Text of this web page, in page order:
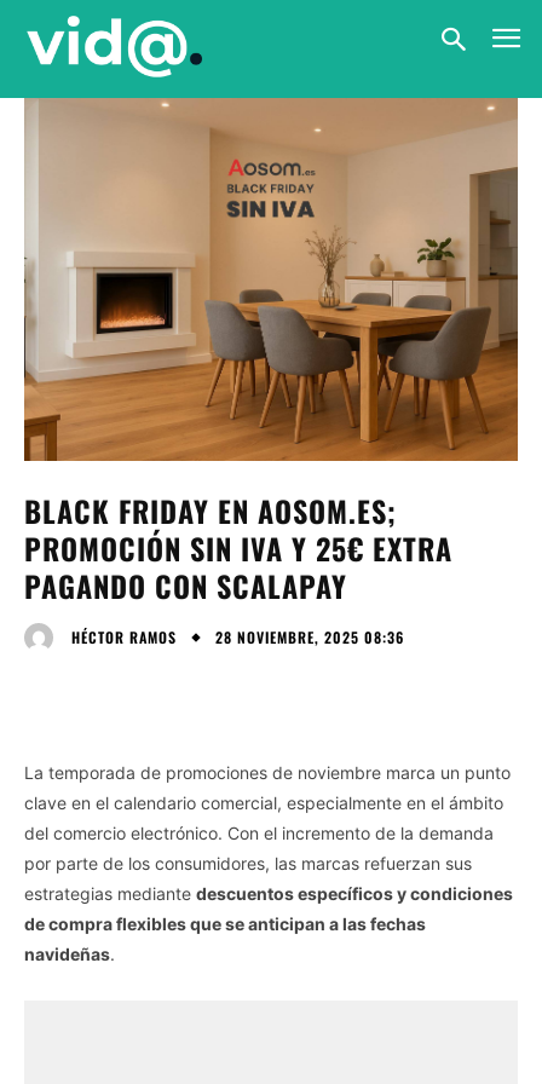
BLACK FRIDAY EN AOSOM.ES;
PROMOCIÓN SIN IVA Y 25€ EXTRA
PAGANDO CON SCALAPAY
HÉCTOR RAMOS 28 NOVIEMBRE, 2025 08:36
La temporada de promociones de noviembre marca un punto
clave en el calendario comercial, especialmente en el ámbito
del comercio electrónico. Con el incremento de la demanda
por parte de los consumidores, las marcas refuerzan sus
estrategias mediante descuentos específicos y condiciones
de compra flexibles que se anticipan a las fechas
navideñas.